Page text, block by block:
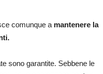
comunque a mantenere la
sono garantite. Sebbene le